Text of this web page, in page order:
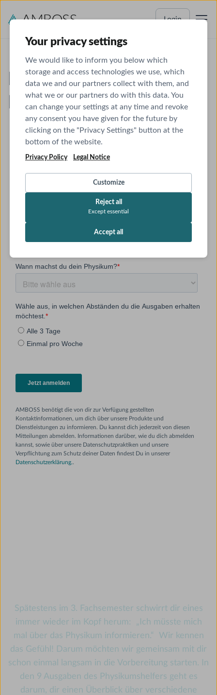
Your privacy settings
We would like to inform you below which
storage and access technologies we use, which
data we and our partners collect with them, and
what we or our partners do with this data. You
can change your settings at any time and revoke
any consent you have given for the future by
clicking on the "Privacy Settings" button at the
bottom of the website.
Privacy Policy Legal Notice
Customize
Reject all
Except essential
Accept all
Login
News-Reihe: Der kleine
Physikumshelfer
AMBOSS benötigt die von dir zur Verfügung gestellten
Kontaktinformationen, um dich über unsere Produkte und
Dienstleistungen zu informieren. Du kannst dich jederzeit von diesen
Mitteilungen abmelden. Informationen darüber, wie du dich abmelden
kannst, sowie über unsere Datenschutzpraktiken und unsere
Verpflichtung zum Schutz deiner Daten findest Du in unserer
Datenschutzerklärung..
Spätestens im 3. Fachsemester schwirrt dir eines
immer wieder im Kopf herum: „Ich müsste mich
mal über das Physikum informieren.“ Wir kennen
das Gefühl! Darum möchten wir gemeinsam mit dir
schon einmal langsam in die Vorbereitung starten. In
den 9 Ausgaben des Physikumshelfers geht es
darum, dir einen Überblick über verschiedene